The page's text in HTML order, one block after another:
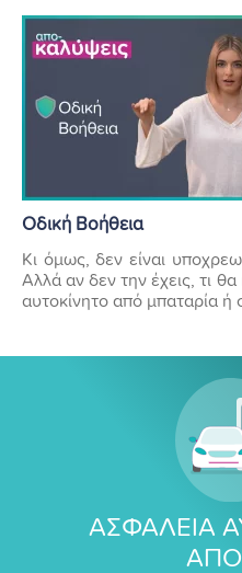
Οδική Βοήθεια
Κι όμως, δεν είναι
Αλλά αν δεν την έχεις, τι θα
αυτοκίνητο από μπαταρία ή
ΑΣΦΑΛΕΙΑ
ΑΠΟ